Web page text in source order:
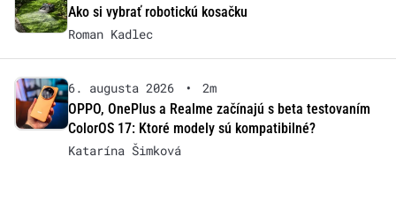
Ako si vybrať robotickú kosačku
Roman Kadlec
6. augusta 2026 •
2m
OPPO, OnePlus a Realme začínajú s beta testovaním
ColorOS 17: Ktoré modely sú kompatibilné?
Katarína Šimková